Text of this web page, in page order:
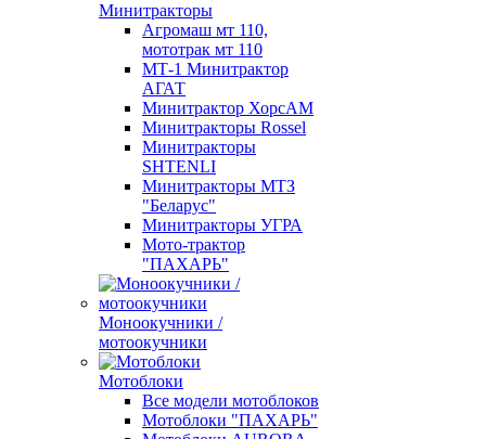
Минитракторы
Агромаш мт 110,
мототрак мт 110
МТ-1 Минитрактор
АГАТ
Минитрактор ХорсАМ
Минитракторы Rossel
Минитракторы
SHTENLI
Минитракторы МТЗ
"Беларус"
Минитракторы УГРА
Мото-трактор
"ПАХАРЬ"
Моноокучники /
мотоокучники
Мотоблоки
Все модели мотоблоков
Мотоблоки "ПАХАРЬ"